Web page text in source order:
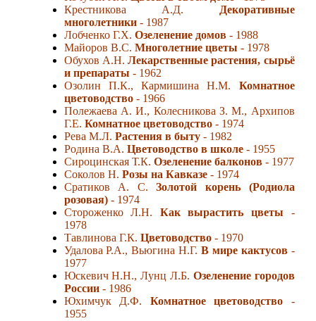
Крестникова А.Д.
Декоративные
многолетники- 1987
Лобченко Г.Х. Озеленение домов- 1988
Майоров В.С. Многолетние цветы - 1978
Обухов А.Н. Лекарственные растения, сырьё
и препараты - 1962
Озолин П.К., Кармишина Н.М. Комнатное
цветоводство- 1966
Полежаева А. И., Колесникова З. М., Архипов
Г.Е. Комнатное цветоводство- 1974
Рева М.Л. Растения в быту- 1982
Родина В.А. Цветоводство в школе- 1955
Сироцинская Т.К. Озеленение балконов- 1977
Соколов Н. Розы на Кавказе- 1974
Сратиков А. С.Золотой корень (Родиола
розовая)- 1974
Стороженко Л.Н. Как вырастить цветы -
1978
Тавлинова Г.К. Цветоводство- 1970
Удалова Р.А., Вьюгина Н.Г. В мире кактусов-
1977
Юскевич Н.Н., Лунц Л.Б. Озеленение городов
России- 1986
Юхимчук Д.Ф. Комнатное цветоводство -
1955